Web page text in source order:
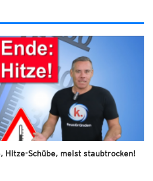
Hitze-Schübe, meist staubtrocken!